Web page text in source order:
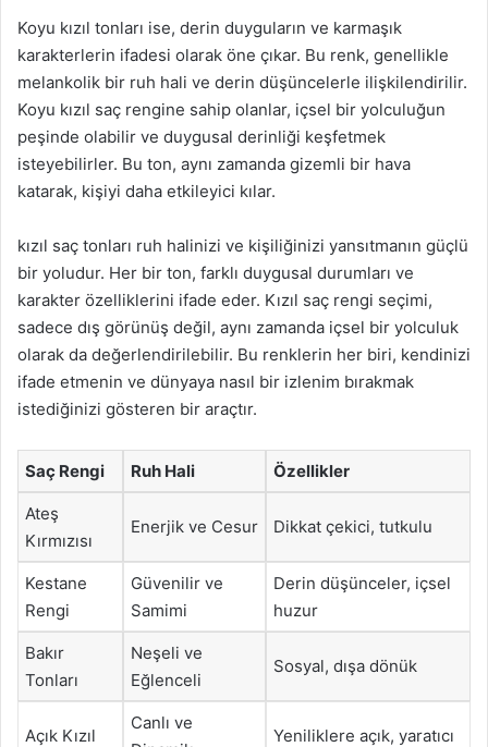
Koyu kızıl tonları ise, derin duyguların ve karmaşık
karakterlerin ifadesi olarak öne çıkar. Bu renk, genellikle
melankolik bir ruh hali ve derin düşüncelerle ilişkilendirilir.
Koyu kızıl saç rengine sahip olanlar, içsel bir yolculuğun
peşinde olabilir ve duygusal derinliği keşfetmek
isteyebilirler. Bu ton, aynı zamanda gizemli bir hava
katarak, kişiyi daha etkileyici kılar.
kızıl saç tonları ruh halinizi ve kişiliğinizi yansıtmanın güçlü
bir yoludur. Her bir ton, farklı duygusal durumları ve
karakter özelliklerini ifade eder. Kızıl saç rengi seçimi,
sadece dış görünüş değil, aynı zamanda içsel bir yolculuk
olarak da değerlendirilebilir. Bu renklerin her biri, kendinizi
ifade etmenin ve dünyaya nasıl bir izlenim bırakmak
istediğinizi gösteren bir araçtır.
Saç Rengi Ruh Hali Özellikler
Ateş
Kırmızısı
Enerjik ve Cesur Dikkat çekici, tutkulu
Kestane
Rengi
Güvenilir ve
Samimi
Derin düşünceler, içsel
huzur
Bakır
Tonları
Neşeli ve
Eğlenceli
Sosyal, dışa dönük
Açık Kızıl
Canlı ve
Yeniliklere açık, yaratıcı